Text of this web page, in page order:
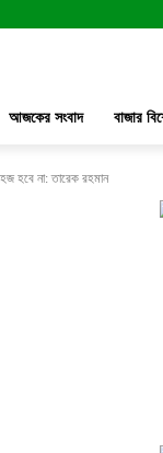
আজকের সংবাদ বাজার
হবে না: তারেক রহমান